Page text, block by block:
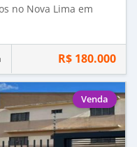
no Nova Lima em
R$ 180.000
Venda